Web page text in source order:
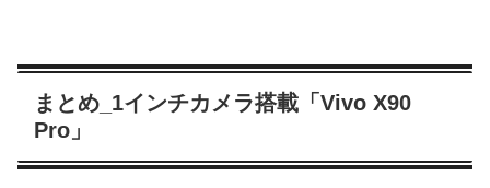
まとめ_1インチカメラ搭載「Vivo X90
Pro」